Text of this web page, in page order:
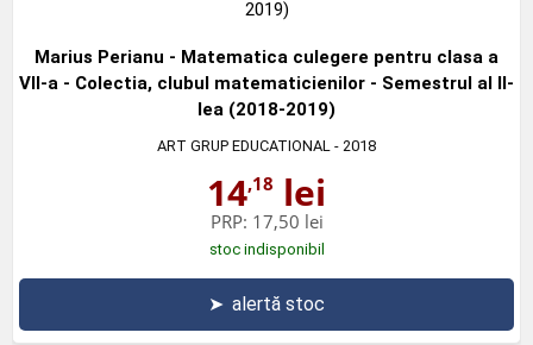
Marius Perianu - Matematica culegere pentru clasa a
VII-a - Colectia, clubul matematicienilor - Semestrul al II-
lea (2018-2019)
ART GRUP EDUCATIONAL - 2018
14,18 lei
PRP: 17,50 lei
stoc indisponibil
➤ alertă stoc